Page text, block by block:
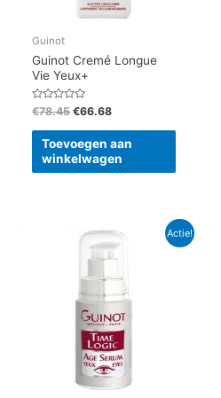
Guinot
Guinot Cremé Longue
Vie Yeux+
Gewaardeerd
0
uit
€78.45 €66.68
Toevoegen aan
winkelwagen
Actie!
Oorspronkelijke
prijs
was:
Huidige
prijs